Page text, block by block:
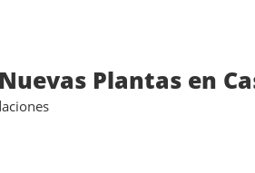
Plantas en